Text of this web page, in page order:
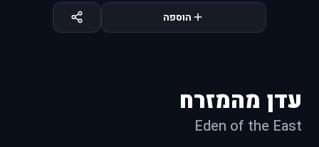
הוספה
עדן מהמזרח
Eden of the East